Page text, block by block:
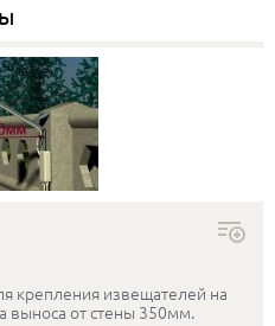
крепления извещателей на
выноса от стены 350мм.